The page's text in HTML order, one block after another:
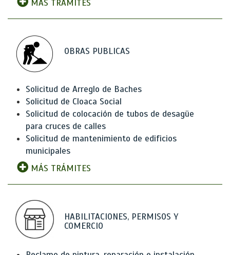
MÁS TRÁMITES
OBRAS PUBLICAS
Solicitud de Arreglo de Baches
Solicitud de Cloaca Social
Solicitud de colocación de tubos de desagüe
para cruces de calles
Solicitud de mantenimiento de edificios
municipales
MÁS TRÁMITES
HABILITACIONES, PERMISOS Y
COMERCIO